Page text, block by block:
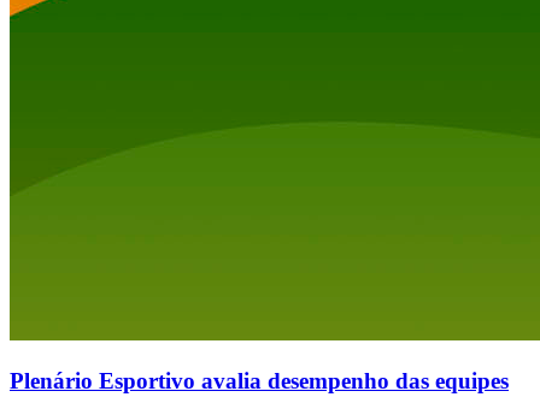
Plenário Esportivo avalia desempenho das equipes